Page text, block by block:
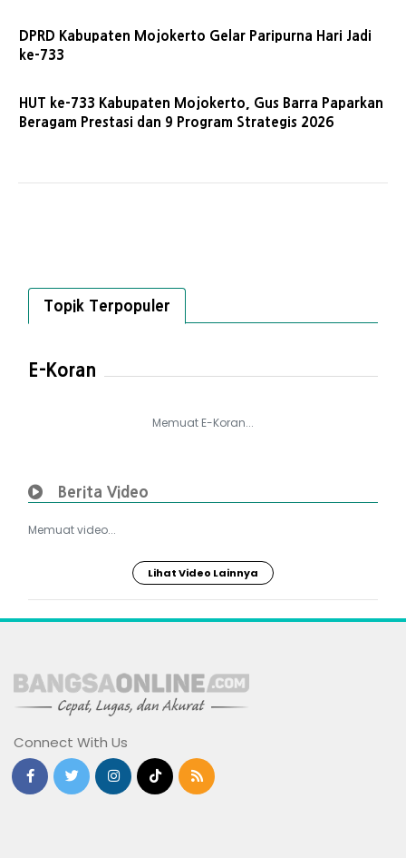
DPRD Kabupaten Mojokerto Gelar Paripurna Hari Jadi
ke-733
HUT ke-733 Kabupaten Mojokerto, Gus Barra Paparkan
Beragam Prestasi dan 9 Program Strategis 2026
Topik Terpopuler
E-Koran
Memuat E-Koran...
Berita Video
Memuat video...
Lihat Video Lainnya
Connect With Us